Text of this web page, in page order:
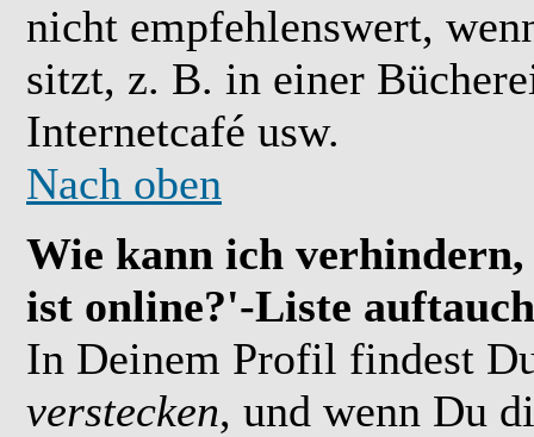
nicht empfehlenswert,
sitzt, z. B. in einer
Internetcafé usw.
Nach oben
Wie kann ich
ist online?'-Liste
In Deinem Profil findest
verstecken, und wenn Du